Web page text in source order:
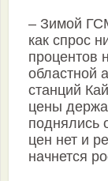
– Зимой
как спрос
процентов
областной
станций
цены
поднялись
цен нет и
начнется